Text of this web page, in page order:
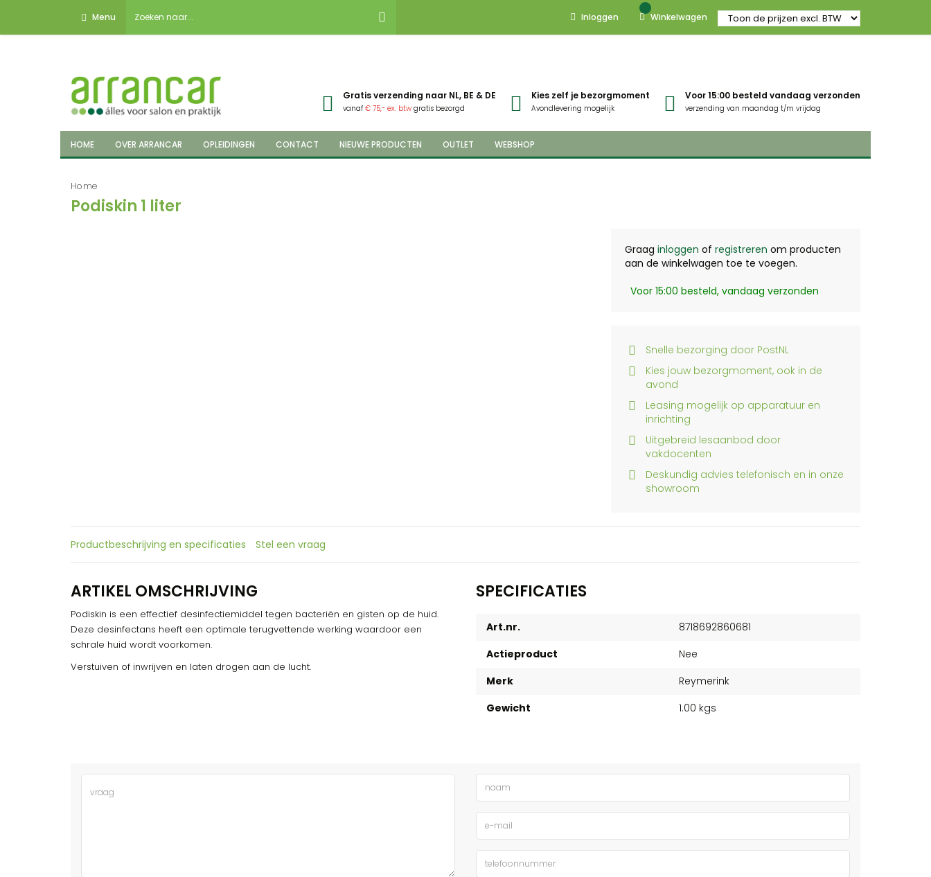
Menu Inloggen Winkelwagen
Gratis verzending naar NL, BE & DE
vanaf€ 75,- ex. btw gratis bezorgd
Kies zelf je bezorgmoment
Avondlevering mogelijk
Voor 15:00 besteld vandaag verzonden
verzending van maandag t/m vrijdag
HOME OVER ARRANCAR OPLEIDINGEN CONTACT NIEUWE PRODUCTEN OUTLET WEBSHOP
Home
Podiskin 1 liter
Graag inloggen of registreren om producten
aan de winkelwagen toe te voegen.
Voor 15:00 besteld, vandaag verzonden
Snelle bezorging door PostNL
Kies jouw bezorgmoment, ook in de
avond
Leasing mogelijk op apparatuur en
inrichting
Uitgebreid lesaanbod door
vakdocenten
Deskundig advies telefonisch en in onze
showroom
Productbeschrijving en specificaties Stel een vraag
ARTIKEL OMSCHRIJVING
Podiskin is een effectief desinfectiemiddel tegen bacteriën en gisten op de huid.
Deze desinfectans heeft een optimale terugvettende werking waardoor een
schrale huid wordt voorkomen.
Verstuiven of inwrijven en laten drogen aan de lucht.
SPECIFICATIES
Art.nr.
8718692860681
Actieproduct
Nee
Merk
Reymerink
Gewicht
1.00 kgs